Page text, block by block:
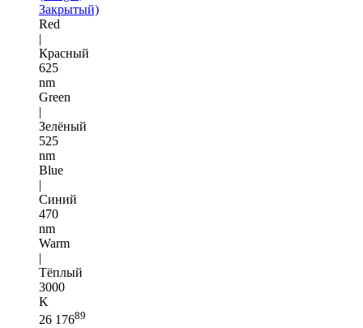
Закрытый)
Red
|
Красный
625
nm
Green
|
Зелёный
525
nm
Blue
|
Синий
470
nm
Warm
|
Тёплый
3000
K
26 17689